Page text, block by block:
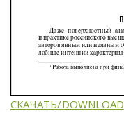
СКАЧАТЬ/DOWNLOAD